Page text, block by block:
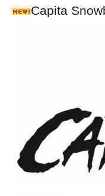
Capita